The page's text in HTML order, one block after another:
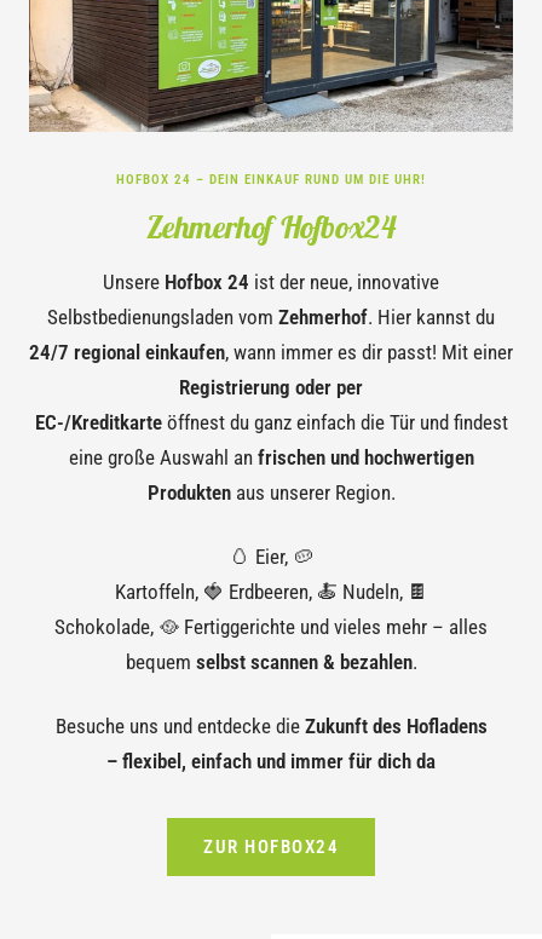
HOFBOX 24 – DEIN EINKAUF RUND UM DIE UHR!
Zehmerhof Hofbox24
Unsere Hofbox 24 ist der neue, innovative
Selbstbedienungsladen vom Zehmerhof. Hier kannst du
24/7 regional einkaufen, wann immer es dir passt! Mit einer
Registrierung oder per
EC-/Kreditkarteöffnest du ganz einfach die Tür und findest
eine große Auswahl an frischen und hochwertigen
Produktenaus unserer Region.
🥚 Eier, 🥔
Kartoffeln, 🍓 Erdbeeren, 🍝 Nudeln, 🍫
Schokolade, 🥘 Fertiggerichte und vieles mehr – alles
bequem selbst scannen & bezahlen.
Besuche uns und entdecke die Zukunft des Hofladens
– flexibel, einfach und immer für dich da
ZUR HOFBOX24